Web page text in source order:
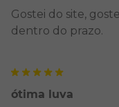
Gostei do site,
dentro do prazo.
ótima luva